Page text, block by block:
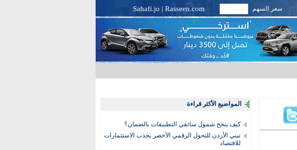
سعر السهم Sahafi.jo | Rasseen.com
المواضيع الأكثر قراءة
كيف ينجح شمول سائقي التطبيقات بالضمان؟
تبني الأردن للتحول الرقمي الأخضر يجذب الاستثمارات
للاقتصاد